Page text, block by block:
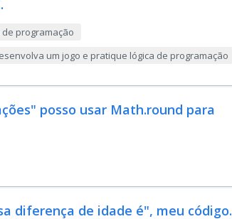
de programação
um jogo e pratique lógica de programação
posso usar Math.round para
diferença de idade é", meu código.